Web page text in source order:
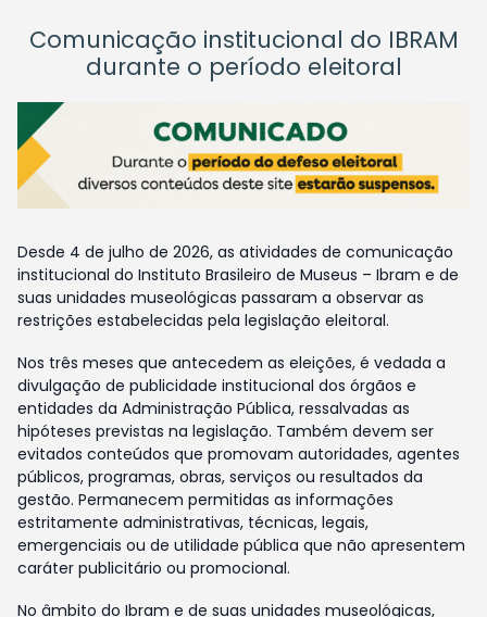
Comunicação institucional do IBRAM
durante o período eleitoral
Desde 4 de julho de 2026, as atividades de comunicação
institucional do Instituto Brasileiro de Museus – Ibram e de
suas unidades museológicas passaram a observar as
restrições estabelecidas pela legislação eleitoral.
Nos três meses que antecedem as eleições, é vedada a
divulgação de publicidade institucional dos órgãos e
entidades da Administração Pública, ressalvadas as
hipóteses previstas na legislação. Também devem ser
evitados conteúdos que promovam autoridades, agentes
públicos, programas, obras, serviços ou resultados da
gestão. Permanecem permitidas as informações
estritamente administrativas, técnicas, legais,
emergenciais ou de utilidade pública que não apresentem
caráter publicitário ou promocional.
No âmbito do Ibram e de suas unidades museológicas,